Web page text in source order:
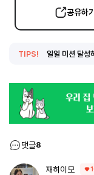
공유하기
TIPS! 일일 미션 달성
댓글8
재히이모